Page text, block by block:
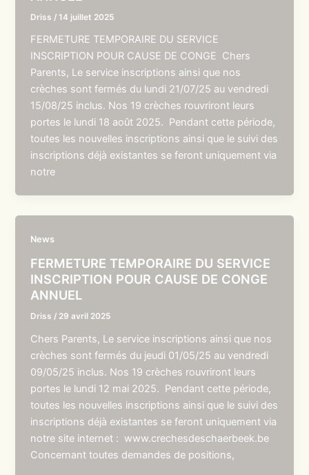
Driss /14 juillet 2025
FERMETURE TEMPORAIRE DU SERVICE
INSCRIPTION POUR CAUSE DE CONGE Chers
Parents, Le service inscriptions ainsi que nos
crèches sont fermés du lundi 21/07/25 au vendredi
15/08/25 inclus. Nos 19 crèches rouvriront leurs
portes le lundi 18 août 2025. Pendant cette période,
toutes les nouvelles inscriptions ainsi que le suivi des
inscriptions déjà existantes se feront uniquement via
notre
News
FERMETURE TEMPORAIRE DU SERVICE
INSCRIPTION POUR CAUSE DE CONGE
ANNUEL
Driss / 29 avril 2025
Chers Parents, Le service inscriptions ainsi que nos
crèches sont fermés du jeudi 01/05/25 au vendredi
09/05/25 inclus. Nos 19 crèches rouvriront leurs
portes le lundi 12 mai 2025. Pendant cette période,
toutes les nouvelles inscriptions ainsi que le suivi des
inscriptions déjà existantes se feront uniquement via
notre site internet : www.crechesdeschaerbeek.be
Concernant toutes demandes de positions,